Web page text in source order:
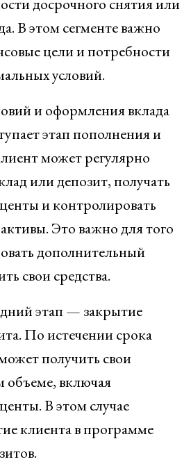
В этом сегменте важно
цели и потребности
условий.
и оформления вклада
этап пополнения и
может регулярно
или депозит, получать
и контролировать
Это важно для того
дополнительный
свои средства.
этап — закрытие
По истечении срока
получить свои
объеме, включая
В этом случае
клиента в программе